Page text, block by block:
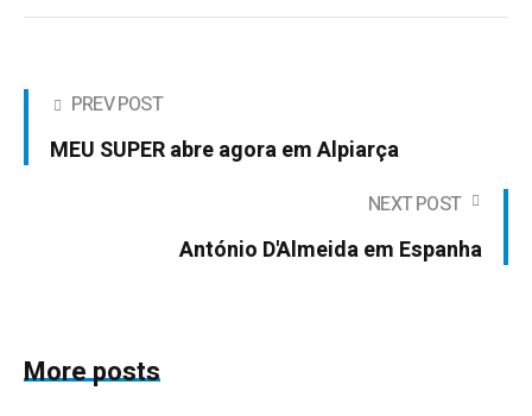
PREV POST
MEU SUPER abre agora em Alpiarça
NEXT POST
António D'Almeida em Espanha
More posts